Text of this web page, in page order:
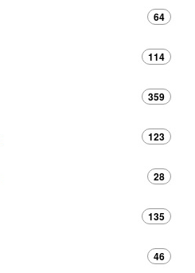
64
114
359
123
28
135
46